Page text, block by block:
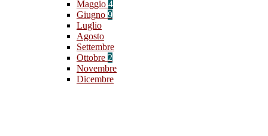
Maggio 4
Giugno 9
Luglio
Agosto
Settembre
Ottobre 2
Novembre
Dicembre